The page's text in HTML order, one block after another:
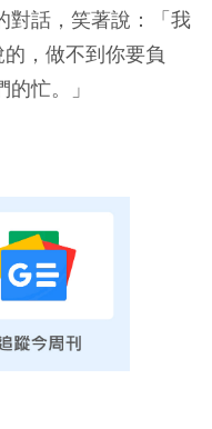
對話，笑著說：「我
，做不到你要負
忙。」